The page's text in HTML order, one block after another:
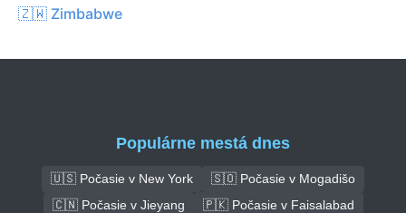
🇿🇼 Zimbabwe
Populárne mestá dnes
🇺🇸 Počasie v New York
🇸🇴 Počasie v Mogadišo
🇨🇳 Počasie v Jieyang
🇵🇰 Počasie v Faisalabad